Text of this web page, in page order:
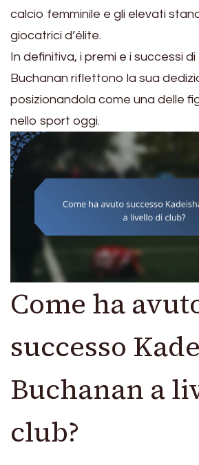
calcio femminile e gli elevati
giocatrici d’élite.
In definitiva, i premi e i successi
Buchanan riflettono la sua
posizionandola come una delle
nello sport oggi.
Come ha
successo
Buchanan a
club?